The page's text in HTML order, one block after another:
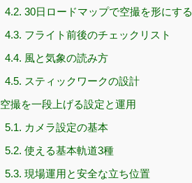
4.2. 30日ロードマップで空撮を形にする
4.3. フライト前後のチェックリスト
4.4. 風と気象の読み方
4.5. スティックワークの設計
空撮を一段上げる設定と運用
5.1. カメラ設定の基本
5.2. 使える基本軌道3種
5.3. 現場運用と安全な立ち位置